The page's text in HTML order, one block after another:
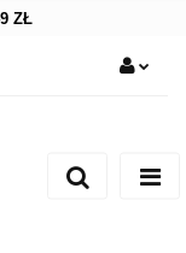
ZŁ
Zarejestruj się